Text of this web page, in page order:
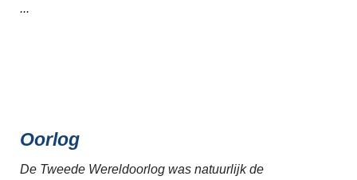
...
Oorlog
De Tweede Wereldoorlog was natuurlijk de